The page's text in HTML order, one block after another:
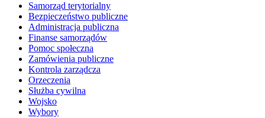
Samorząd terytorialny
Bezpieczeństwo publiczne
Administracja publiczna
Finanse samorządów
Pomoc społeczna
Zamówienia publiczne
Kontrola zarządcza
Orzeczenia
Służba cywilna
Wojsko
Wybory